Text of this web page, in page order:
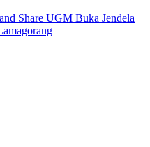
Share UGM Buka Jendela